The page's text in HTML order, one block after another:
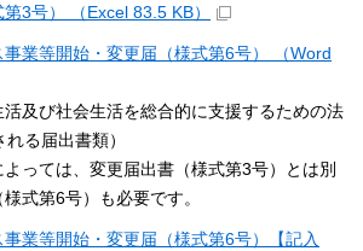
3号） （Excel 83.5 KB）
事業等開始・変更届（様式第6号） （Word
活及び社会生活を総合的に支援するための法
る届出書類）
っては、変更届出書（様式第3号）とは別
式第6号）も必要です。
事業等開始・変更届（様式第6号）【記入